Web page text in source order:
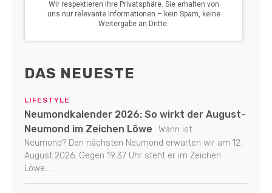
DAS NEUESTE
LIFESTYLE
Neumondkalender 2026: So wirkt der August-
Neumond im Zeichen Löwe
Wann ist
Neumond? Den nächsten Neumond erwarten wir am 12.
August 2026. Gegen 19:37 Uhr steht er im Zeichen
Löwe....